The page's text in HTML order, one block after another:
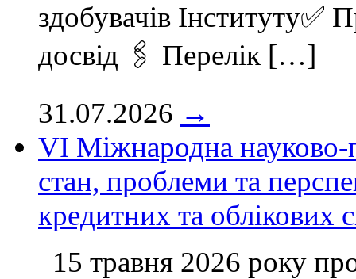
здобувачів Інституту✅
досвід 🖇 Перелік […]
31.07.2026 →
VІ Міжнародна
стан, проблеми та
кредитних та облікових
15 травня 2026 року